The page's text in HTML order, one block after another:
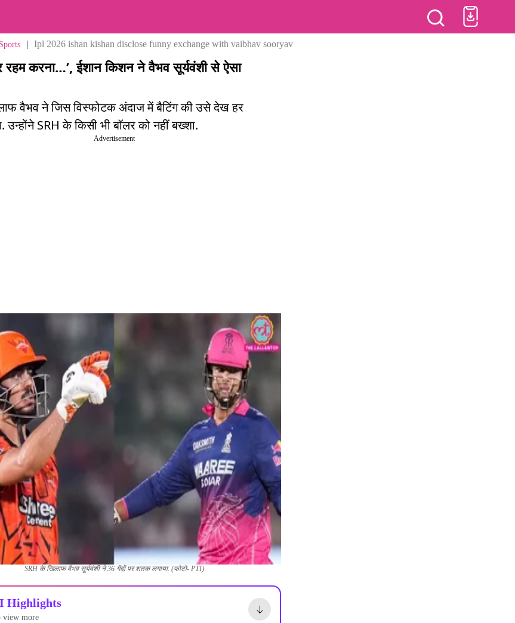
Sports | Ipl 2026 ishan kishan disclose funny exchange with vaibhav sooryavanshi after srh vs rr match
रहम करना…’, ईशान किशन ने वैभव सूर्यवंशी से ऐसा
वैभव ने जिस विस्फोटक अंदाज में बैटिंग की उसे देख हर
उन्होंने SRH के किसी भी बॉलर को नहीं बख्शा.
Advertisement
SRH के खिलाफ वैभव सूर्यवंशी ने 36 गेंदों पर शतक लगाया. (फोटो- PTI)
Highlights
view more